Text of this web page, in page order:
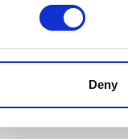
Deny
recevoir des